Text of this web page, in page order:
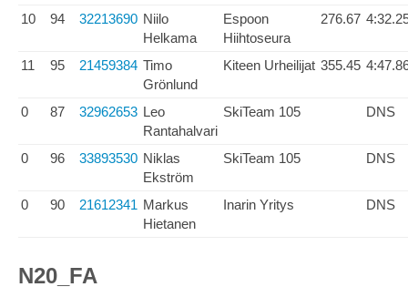
10 94 32213690 Niilo
Helkama
Espoon
Hiihtoseura
276.67
11 95 21459384 Timo
Grönlund
Kiteen Urheilijat 355.45
0 87 32962653 Leo
Rantahalvari
SkiTeam 105 DNS
0 96 33893530 Niklas
Ekström
SkiTeam 105 DNS
0 90 21612341 Markus
Hietanen
Inarin Yritys DNS
N20_FA